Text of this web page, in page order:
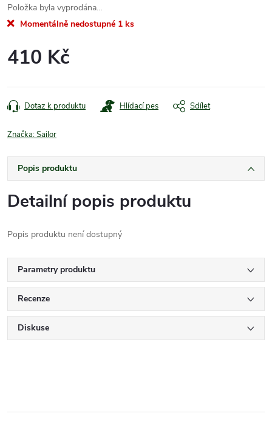
Položka byla vyprodána…
Momentálně nedostupné 1 ks
410 Kč
cena:
Dotaz k produktu Hlídací pes Sdílet
Značka:Sailor
Popis produktu
Detailní popis produktu
Popis produktu není dostupný
Parametry produktu
Recenze
Diskuse